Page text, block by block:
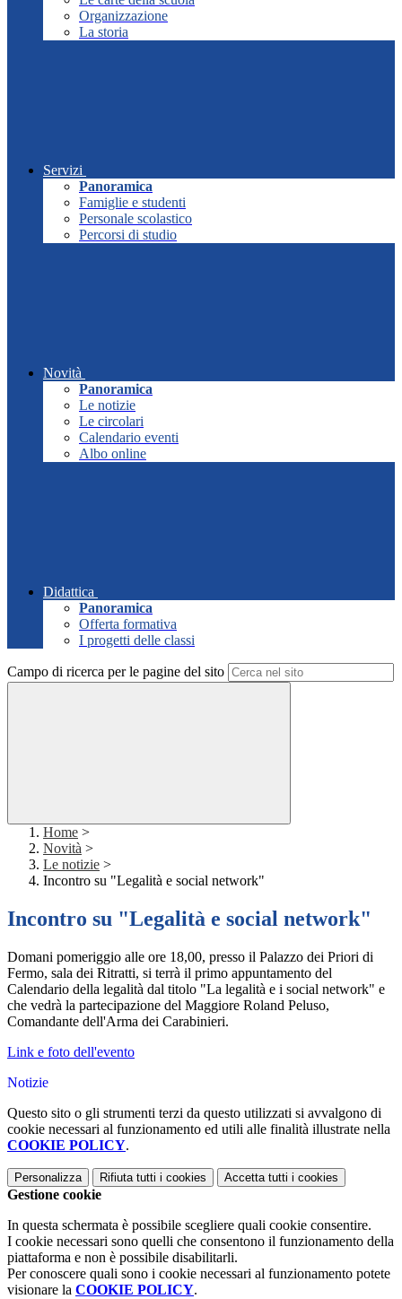
Organizzazione
La storia
Servizi
Panoramica
Famiglie e studenti
Personale scolastico
Percorsi di studio
Novità
Panoramica
Le notizie
Le circolari
Calendario eventi
Albo online
Didattica
Panoramica
Offerta formativa
I progetti delle classi
Campo di ricerca per le pagine del sito
Home >
Novità >
Le notizie >
Incontro su "Legalità e social network"
Incontro su "Legalità e social network"
Domani pomeriggio alle ore 18,00, presso il Palazzo dei Priori di
Fermo, sala dei Ritratti, si terrà il primo appuntamento del
Calendario della legalità dal titolo "La legalità e i social network" e
che vedrà la partecipazione del Maggiore Roland Peluso,
Comandante dell'Arma dei Carabinieri.
Link e foto dell'evento
Notizie
Questo sito o gli strumenti terzi da questo utilizzati si avvalgono di
cookie necessari al funzionamento ed utili alle finalità illustrate nella
COOKIE POLICY.
Personalizza Rifiuta tutti i cookies Accetta tutti i cookies
Gestione cookie
In questa schermata è possibile scegliere quali cookie consentire.
I cookie necessari sono quelli che consentono il funzionamento della
piattaforma e non è possibile disabilitarli.
Per conoscere quali sono i cookie necessari al funzionamento potete
visionare la COOKIE POLICY.